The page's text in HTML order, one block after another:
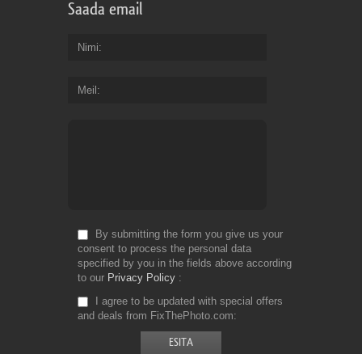
Saada email
Nimi
Meil
By submitting the form you give us your
consent to process the personal data
specified by you in the fields above according
to our Privacy Policy
I agree to be updated with special offers
and deals from FixThePhoto.com